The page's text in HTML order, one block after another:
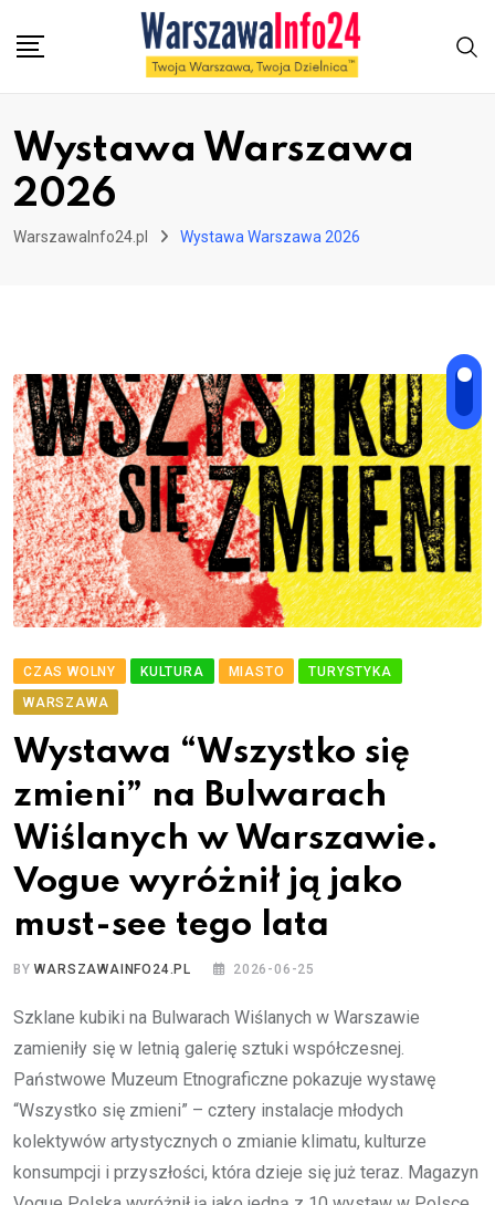
Wystawa Warszawa
2026
WarszawaInfo24.pl Wystawa Warszawa 2026
CZAS WOLNY KULTURA MIASTO
TURYSTYKA
WARSZAWA
Wystawa “Wszystko się
zmieni” na Bulwarach
Wiślanych w Warszawie.
Vogue wyróżnił ją jako
must-see tego lata
BYWARSZAWAINFO24.PL 2026-06-25
Szklane kubiki na Bulwarach Wiślanych w Warszawie
zamieniły się w letnią galerię sztuki współczesnej.
Państwowe Muzeum Etnograficzne pokazuje wystawę
“Wszystko się zmieni” – cztery instalacje młodych
kolektywów artystycznych o zmianie klimatu, kulturze
konsumpcji i przyszłości, która dzieje się już teraz. Magazyn